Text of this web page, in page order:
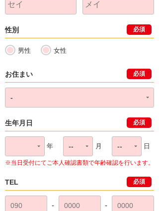
性別 必須
男性 女性
お住まい 必須
生年月日 必須
年 月 日
※当日受付にてご本人確認書類で年齢確認を行います。
TEL 必須
- -